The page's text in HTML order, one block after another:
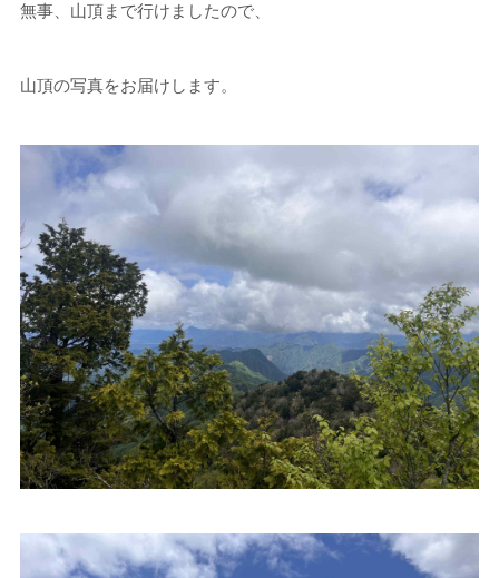
無事、山頂まで行けましたので、
山頂の写真をお届けします。